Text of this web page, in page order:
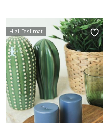
Hızlı Teslimat